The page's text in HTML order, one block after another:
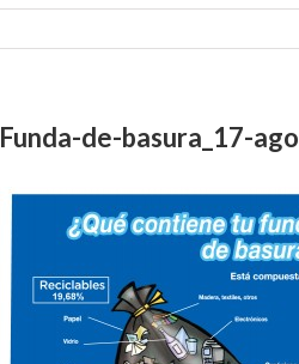
Funda-de-basura_17-